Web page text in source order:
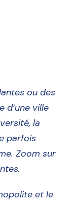
ou des
d’une ville
la
parfois
Zoom sur
et le